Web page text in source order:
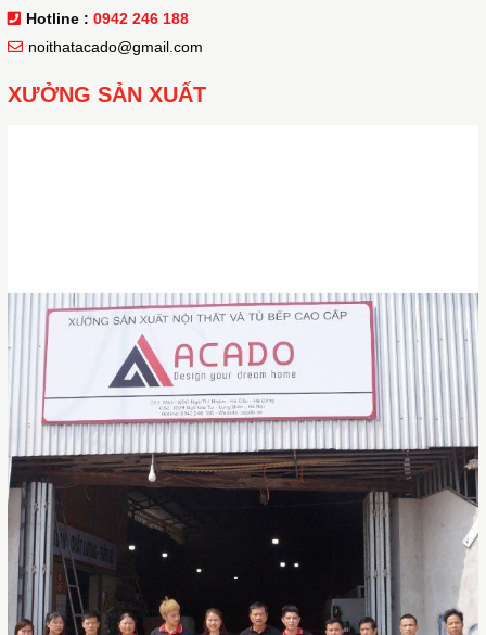
Hotline : 0942 246 188
noithatacado@gmail.com
XƯỞNG SẢN XUẤT